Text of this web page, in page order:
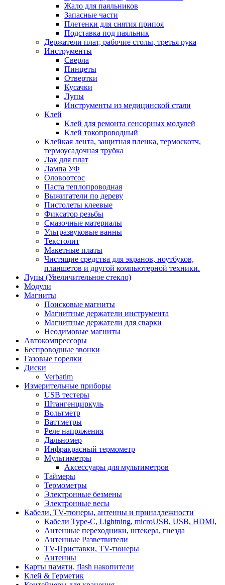
Жало для паяльников
Запасные части
Плетенки для снятия припоя
Подставка под паяльник
Держатели плат, рабочие столы, третья рука
Инструменты
Сверла
Пинцеты
Отвертки
Кусачки
Лупы
Инструменты из медицинской стали
Клей
Клей для ремонта сенсорных модулей
Клей токопроводный
Клейкая лента, защитная пленка, термоскотч,
термоусадочная трубка
Лак для плат
Лампа УФ
Оловоотсос
Паста теплопроводная
Выжигатели по дереву
Пистолеты клеевые
Фиксатор резьбы
Смазочные материалы
Ультразвуковые ванны
Текстолит
Макетные платы
Чистящие средства для экранов, ноутбуков,
планшетов и другой компьютерной техники.
Лупы (Увеличительное стекло)
Модули
Магниты
Поисковые магниты
Магнитные держатели инструмента
Магнитные держатели для сварки
Неодимовые магниты
Автокомпрессоры
Беспроводные звонки
Газовые горелки
Диски
Verbatim
Измерительные приборы
USB тестеры
Штангенциркуль
Вольтметр
Ваттметры
Реле напряжения
Дальномер
Инфракрасный термометр
Мультиметры
Аксессуары для мультиметров
Таймеры
Термометры
Электронные безмены
Электронные весы
Кабели, TV-тюнеры, антенны и принадлежности
Кабели Type-C, Lightning, microUSB, USB, HDMI,
Антенные переходники, штекера, гнезда
Антенные Разветвители
TV-Приставки, TV-тюнеры
Антенны
Карты памяти, flash накопители
Клей & Герметик